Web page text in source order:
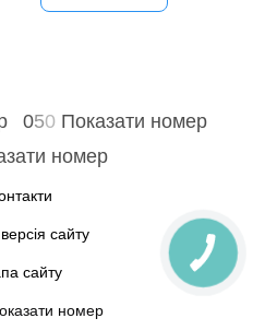
050 Показати номер
номер
сайту
сайту
номер